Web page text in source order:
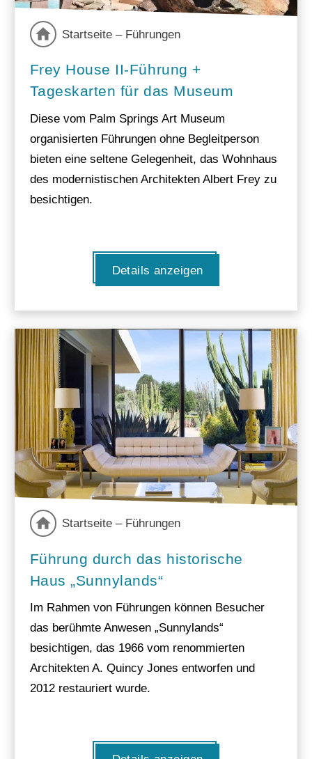
Startseite – Führungen
Frey House II-Führung +
Tageskarten für das Museum
Diese vom Palm Springs Art Museum
organisierten Führungen ohne Begleitperson
bieten eine seltene Gelegenheit, das Wohnhaus
des modernistischen Architekten Albert Frey zu
besichtigen.
Details anzeigen
Startseite – Führungen
Führung durch das historische
Haus „Sunnylands“
Im Rahmen von Führungen können Besucher
das berühmte Anwesen „Sunnylands“
besichtigen, das 1966 vom renommierten
Architekten A. Quincy Jones entworfen und
2012 restauriert wurde.